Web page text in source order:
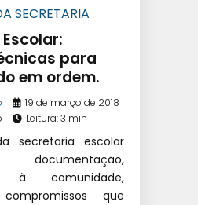
SECRETARIA
para
em ordem.
19 de março de 2018
Leitura: 3 min
secretaria escolar
à comunidade,
que